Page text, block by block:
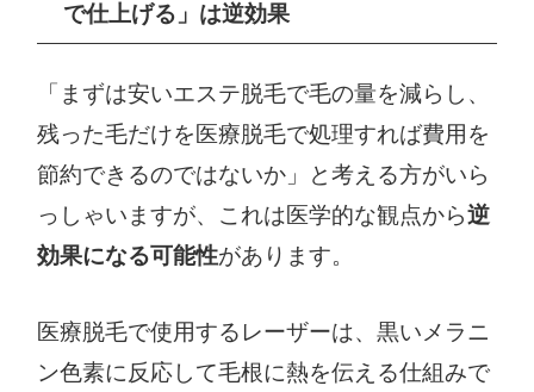
で仕上げる」は逆効果
「まずは安いエステ脱毛で毛の量を減らし、
残った毛だけを医療脱毛で処理すれば費用を
節約できるのではないか」と考える方がいら
っしゃいますが、これは医学的な観点から逆
効果になる可能性があります。
医療脱毛で使用するレーザーは、黒いメラニ
ン色素に反応して毛根に熱を伝える仕組みで